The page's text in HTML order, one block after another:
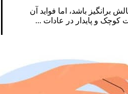
برانگیز باشد، اما فواید آن
کوچک و پایدار در عادات ...